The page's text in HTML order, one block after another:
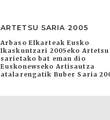
ARTETSU SARIA 2005
Arbaso Elkarteak Eusko
Ikaskuntzari 2005eko Artetsu
sarietako bat eman dio
Euskonewseko Artisautza
atalarengatik Buber Saria